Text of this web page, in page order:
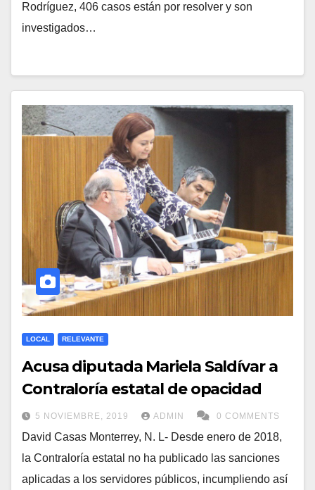
Rodríguez, 406 casos están por resolver y son
investigados…
LOCAL RELEVANTE
Acusa diputada Mariela Saldívar a
Contraloría estatal de opacidad
5 NOVIEMBRE, 2019 ADMIN 0 COMMENTS
David Casas Monterrey, N. L- Desde enero de 2018,
la Contraloría estatal no ha publicado las sanciones
aplicadas a los servidores públicos, incumpliendo así